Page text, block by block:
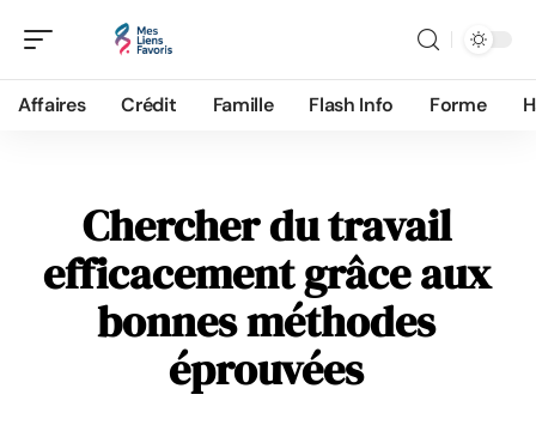
Affaires Crédit Famille Flash Info Forme
Chercher du travail
efficacement grâce aux
bonnes méthodes
éprouvées